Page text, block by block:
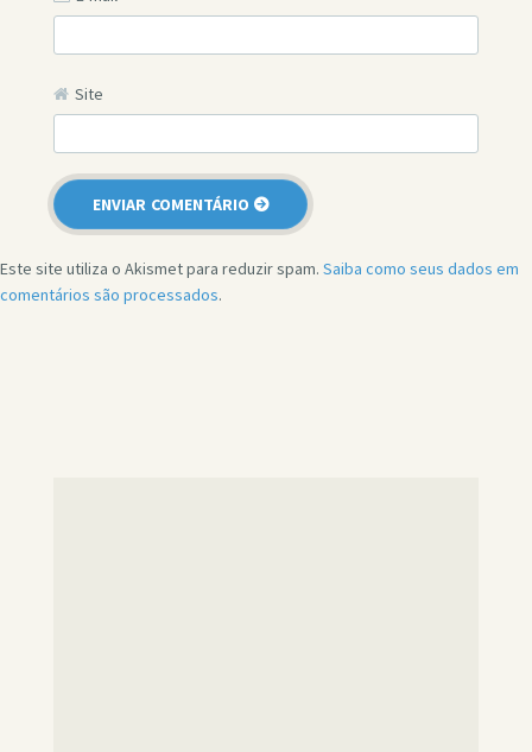
Site
Este site utiliza o Akismet para reduzir spam. Saiba como seus dados em
comentários são processados.